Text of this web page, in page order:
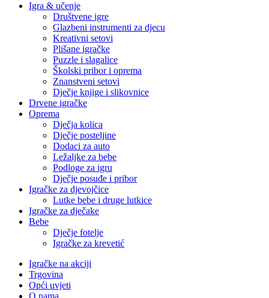
Igra & učenje
Društvene igre
Glazbeni instrumenti za djecu
Kreativni setovi
Plišane igračke
Puzzle i slagalice
Školski pribor i oprema
Znanstveni setovi
Dječje knjige i slikovnice
Drvene igračke
Oprema
Dječja kolica
Dječje posteljine
Dodaci za auto
Ležaljke za bebe
Podloge za igru
Dječje posuđe i pribor
Igračke za djevojčice
Lutke bebe i druge lutkice
Igračke za dječake
Bebe
Dječje fotelje
Igračke za krevetić
Igračke na akciji
Trgovina
Opći uvjeti